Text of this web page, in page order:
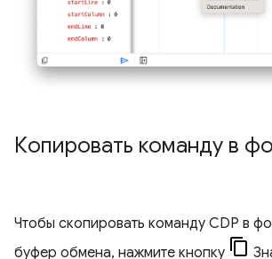
Копировать команду в
Чтобы скопировать команду CDP в
буфер обмена, нажмите кнопку